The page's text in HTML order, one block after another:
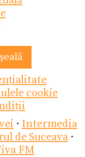
cookie
· Intermedia
de Suceava ·
FM